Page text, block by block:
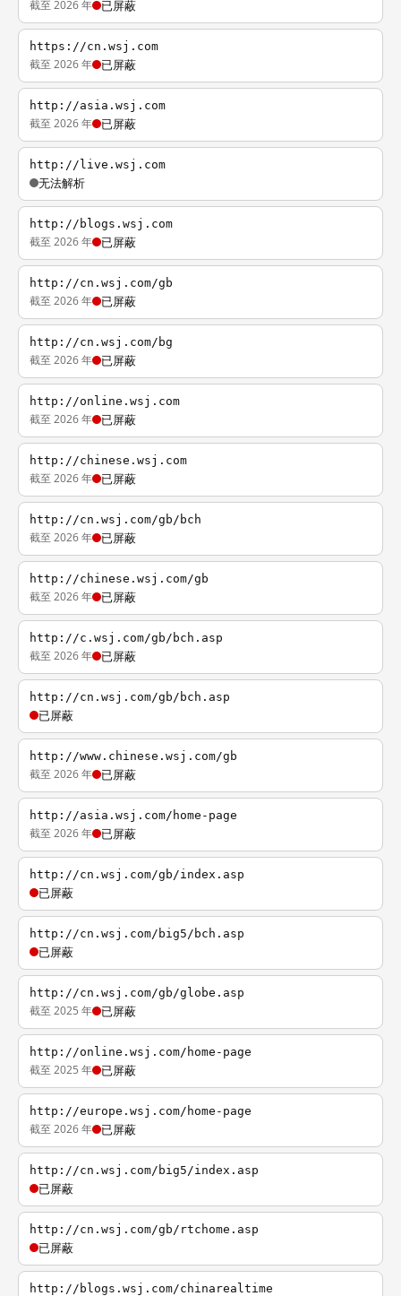
截至 2026 年 已屏蔽
https://cn.wsj.com
截至 2026 年 已屏蔽
http://asia.wsj.com
截至 2026 年 已屏蔽
http://live.wsj.com
无法解析
http://blogs.wsj.com
截至 2026 年 已屏蔽
http://cn.wsj.com/gb
截至 2026 年 已屏蔽
http://cn.wsj.com/bg
截至 2026 年 已屏蔽
http://online.wsj.com
截至 2026 年 已屏蔽
http://chinese.wsj.com
截至 2026 年 已屏蔽
http://cn.wsj.com/gb/bch
截至 2026 年 已屏蔽
http://chinese.wsj.com/gb
截至 2026 年 已屏蔽
http://c.wsj.com/gb/bch.asp
截至 2026 年 已屏蔽
http://cn.wsj.com/gb/bch.asp
已屏蔽
http://www.chinese.wsj.com/gb
截至 2026 年 已屏蔽
http://asia.wsj.com/home-page
截至 2026 年 已屏蔽
http://cn.wsj.com/gb/index.asp
已屏蔽
http://cn.wsj.com/big5/bch.asp
已屏蔽
http://cn.wsj.com/gb/globe.asp
截至 2025 年 已屏蔽
http://online.wsj.com/home-page
截至 2025 年 已屏蔽
http://europe.wsj.com/home-page
截至 2026 年 已屏蔽
http://cn.wsj.com/big5/index.asp
已屏蔽
http://cn.wsj.com/gb/rtchome.asp
已屏蔽
http://blogs.wsj.com/chinarealtime